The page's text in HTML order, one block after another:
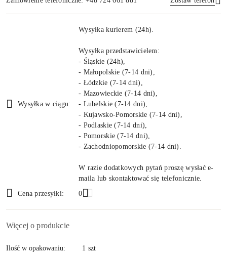
Wysyłka w ciągu:
Wysyłka kurierem (24h).
Wysyłka przedstawicielem:
- Śląskie (24h),
- Małopolskie (7-14 dni),
- Łódzkie (7-14 dni),
- Mazowieckie (7-14 dni),
- Lubelskie (7-14 dni),
- Kujawsko-Pomorskie (7-14 dni),
- Podlaskie (7-14 dni),
- Pomorskie (7-14 dni),
- Zachodniopomorskie (7-14 dni).
W razie dodatkowych pytań proszę wysłać e-
maila lub skontaktować się telefonicznie.
Cena przesyłki:
0
Więcej o produkcie
Ilość w opakowaniu: 1 szt